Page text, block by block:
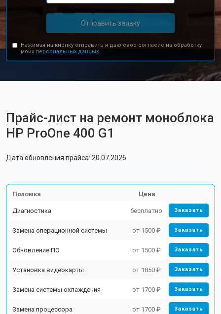
Отправить заявку
Нажимая на кнопку отправить я даю свое согласие на обработку
моих персональных данных.
Прайс-лист на ремонт моноблока
HP ProOne 400 G1
Дата обновления прайса: 20.07.2026
Поломка Цена
Диагностика бесплатно Заказать
Замена операционной системы от 1500 ₽ Заказать
Обновление ПО от 1500 ₽ Заказать
Установка видеокарты от 1850 ₽ Заказать
Замена системы охлаждения от 1700 ₽ Заказать
Замена процессора от 1700 ₽ Заказать